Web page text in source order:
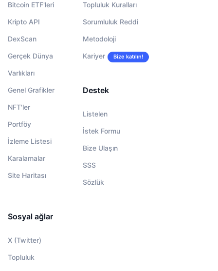
Bitcoin ETF'leri
Kripto API
DexScan
Gerçek Dünya
Varlıkları
Genel Grafikler
NFT'ler
Portföy
İzleme Listesi
Karalamalar
Site Haritası
Topluluk Kuralları
Sorumluluk Reddi
Metodoloji
Kariyer Bize katılın!
Destek
Listelen
İstek Formu
Bize Ulaşın
SSS
Sözlük
Sosyal ağlar
X (Twitter)
Topluluk